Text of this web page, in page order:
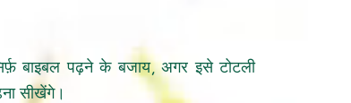
बाइबल पढ़ने के बजाय, अगर इसे टोटली
सीखेंगे।